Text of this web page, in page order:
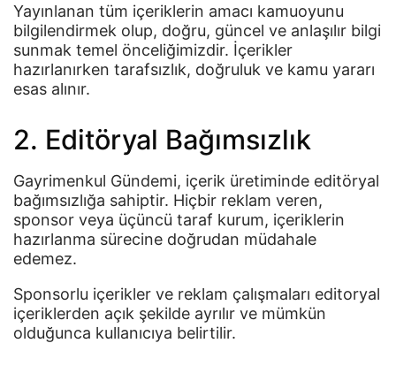
Yayınlanan tüm içeriklerin amacı kamuoyunu
bilgilendirmek olup, doğru, güncel ve anlaşılır bilgi
sunmak temel önceliğimizdir. İçerikler
hazırlanırken tarafsızlık, doğruluk ve kamu yararı
esas alınır.
2. Editöryal Bağımsızlık
Gayrimenkul Gündemi, içerik üretiminde editöryal
bağımsızlığa sahiptir. Hiçbir reklam veren,
sponsor veya üçüncü taraf kurum, içeriklerin
hazırlanma sürecine doğrudan müdahale
edemez.
Sponsorlu içerikler ve reklam çalışmaları editoryal
içeriklerden açık şekilde ayrılır ve mümkün
olduğunca kullanıcıya belirtilir.